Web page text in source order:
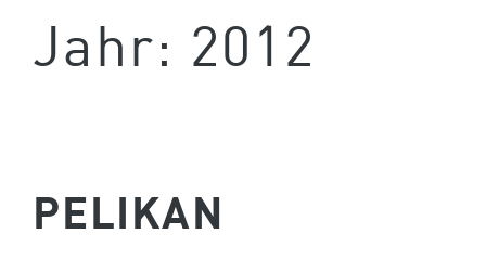
Jahr: 2012
PELIKAN